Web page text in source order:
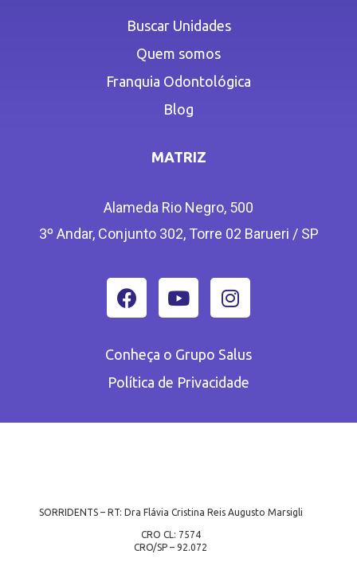
Buscar Unidades
Quem somos
Franquia Odontológica
Blog
MATRIZ
Alameda Rio Negro, 500
3º Andar, Conjunto 302, Torre 02 Barueri / SP
Conheça o Grupo Salus
Política de Privacidade
SORRIDENTS – RT: Dra Flávia Cristina Reis Augusto Marsigli
CRO CL: 7574
CRO/SP – 92.072